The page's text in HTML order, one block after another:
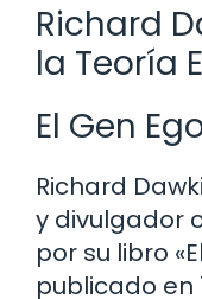
Richard
la Teoría
El Gen
Richard
y divulgador
por su libro
publicado en